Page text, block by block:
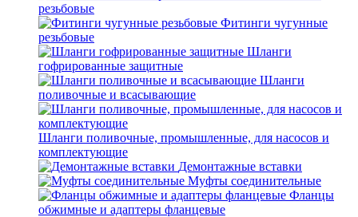
резьбовые
Фитинги чугунные
резьбовые
Шланги
гофрированные защитные
Шланги
поливочные и всасывающие
Шланги поливочные, промышленные, для насосов и
комплектующие
Демонтажные вставки
Муфты соединительные
Фланцы
обжимные и адаптеры фланцевые